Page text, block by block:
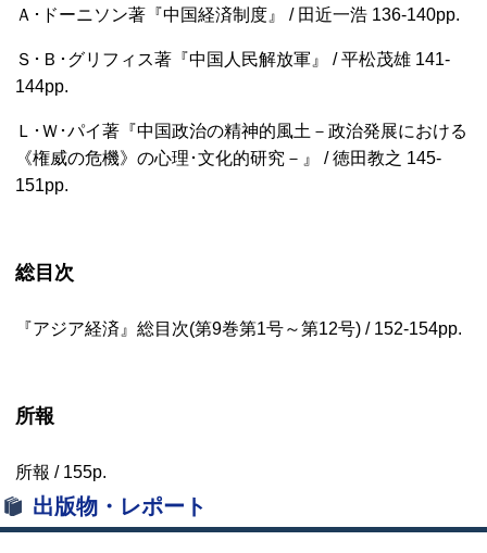
Ａ･ドーニソン著『中国経済制度』 / 田近一浩 136-140pp.
Ｓ･Ｂ･グリフィス著『中国人民解放軍』 / 平松茂雄 141-
144pp.
Ｌ･Ｗ･パイ著『中国政治の精神的風土－政治発展における
《権威の危機》の心理･文化的研究－』 / 徳田教之 145-
151pp.
総目次
『アジア経済』総目次(第9巻第1号～第12号) / 152-154pp.
所報
所報 / 155p.
出版物・レポート